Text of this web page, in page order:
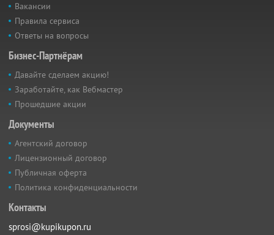
Вакансии
Правила сервиса
Ответы на вопросы
Бизнес-Партнёрам
Давайте сделаем акцию!
Заработайте, как Вебмастер
Прошедшие акции
Документы
Агентский договор
Лицензионный договор
Публичная оферта
Политика конфиденциальности
Контакты
sprosi@kupikupon.ru